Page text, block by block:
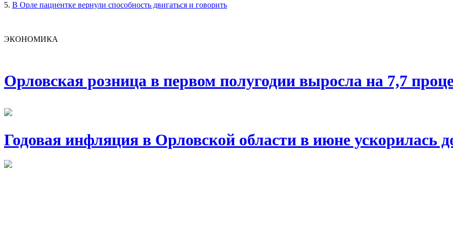
5. В Орле пациентке вернули способность двигаться и говорить
ЭКОНОМИКА
Орловская розница в первом полугодии выросла на 7,7
Годовая инфляция в Орловской области в июне ускорилась